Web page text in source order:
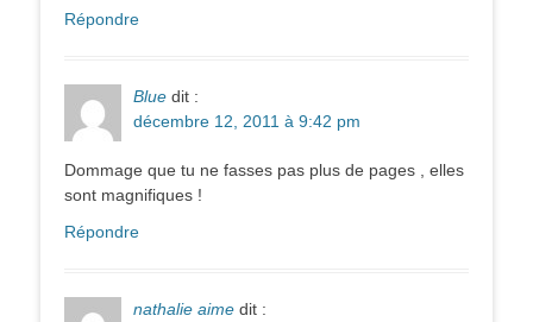
Répondre
Blue dit :
décembre 12, 2011 à 9:42 pm
Dommage que tu ne fasses pas plus de pages , elles
sont magnifiques !
Répondre
nathalie aime dit :